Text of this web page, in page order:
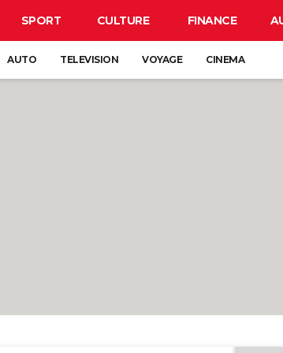
SPORT CULTURE FINANCE
AUTO TELEVISION VOYAGE CINEMA